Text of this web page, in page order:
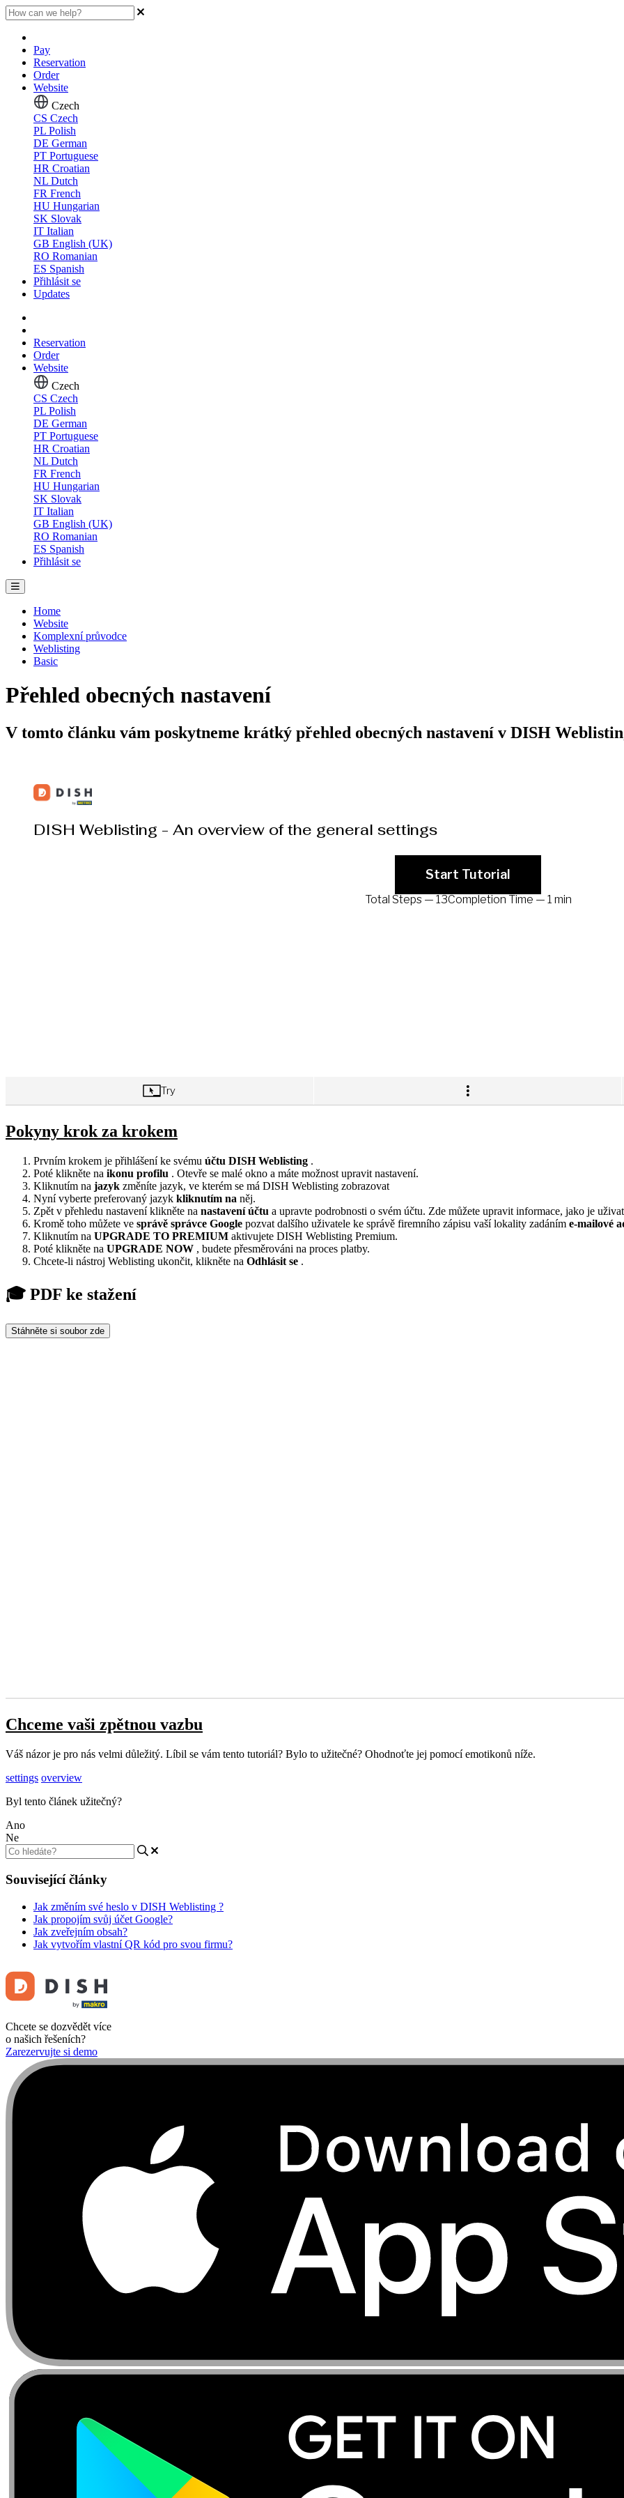
Pay
Reservation
Order
Website
Czech
CS Czech
PL Polish
DE German
PT Portuguese
HR Croatian
NL Dutch
FR French
HU Hungarian
SK Slovak
IT Italian
GB English (UK)
RO Romanian
ES Spanish
Přihlásit se
Updates
Reservation
Order
Website
Czech
CS Czech
PL Polish
DE German
PT Portuguese
HR Croatian
NL Dutch
FR French
HU Hungarian
SK Slovak
IT Italian
GB English (UK)
RO Romanian
ES Spanish
Přihlásit se
Home
Website
Komplexní průvodce
Weblisting
Basic
Přehled obecných nastavení
V tomto článku vám poskytneme krátký přehled obecných nastavení v DISH
Pokyny krok za krokem
Prvním krokem je přihlášení ke svému účtu DISH Weblisting .
Poté klikněte na ikonu profilu . Otevře se malé okno a máte možnost upravit nastavení.
Kliknutím na jazyk změníte jazyk, ve kterém se má DISH Weblisting zobrazovat
Nyní vyberte preferovaný jazyk kliknutím na něj.
Zpět v přehledu nastavení klikněte na nastavení účtu a upravte podrobnosti o svém účtu. Zde můžete upravit informace, jako je
Kromě toho můžete ve správě správce Google pozvat dalšího uživatele ke správě firemního zápisu vaší lokality zadáním e-mailové
Kliknutím na UPGRADE TO PREMIUM aktivujete DISH Weblisting Premium.
Poté klikněte na UPGRADE NOW , budete přesměrováni na proces platby.
Chcete-li nástroj Weblisting ukončit, klikněte na Odhlásit se .
🎓 PDF ke stažení
Stáhněte si soubor zde
Chceme vaši zpětnou vazbu
Váš názor je pro nás velmi důležitý. Líbil se vám tento tutoriál? Bylo to užitečné? Ohodnoťte jej pomocí emotikonů níže.
settings overview
Byl tento článek užitečný?
Ano
Ne
Související články
Jak změním své heslo v DISH Weblisting ?
Jak propojím svůj účet Google?
Jak zveřejním obsah?
Jak vytvořím vlastní QR kód pro svou firmu?
Chcete se dozvědět více
o našich řešeních?
Zarezervujte si demo